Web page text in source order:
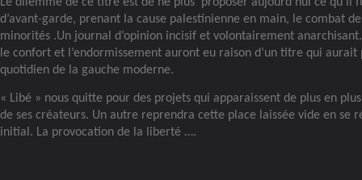
Le dilemme de ce titre est de ne plus proposer aujourd’hui ce qu’il
d’avant-garde, prenant la cause palestinienne en main, le combat
minorités .Un journal d’opinion incisif et volontairement
le confort et l’endormissement auront eu raison d’un titre qui aurait
quotidien de la gauche moderne.
« Libé » nous quitte pour des projets qui apparaissent de plus en
de ses créateurs. Un autre reprendra cette place laissée vide en se
initial. La provocation de la liberté ….